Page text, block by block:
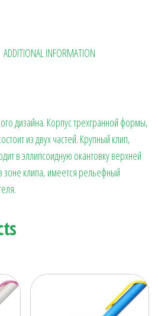
ADDITIONAL INFORMATION
дизайна. Корпус трехгранной формы,
из двух частей. Крупный клип,
в эллипсоидную окантовку верхней
зоне клипа, имеется рельефный